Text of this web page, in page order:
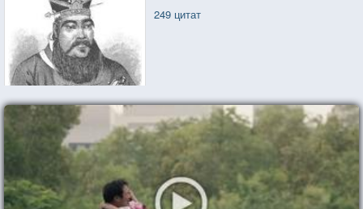
249 цитат